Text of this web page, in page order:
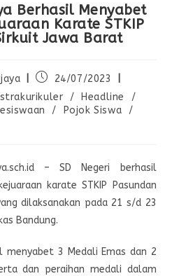
Berhasil Menyabet
Karate STKIP
Jawa Barat
24/07/2023
/ Headline
/
/ Pojok Siswa
/
– SD Negeri berhasil
karate STKIP Pasundan
dilaksanakan pada 21 s/d 23
Bandung.
menyabet 3 Medali Emas dan 2
dan peraihan medali dalam